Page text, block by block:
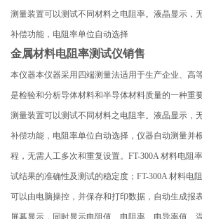
测量装置可以测试不同材料之电阻率。液晶显示，
补偿功能，电阻率单位自动选择
金属材料电阻率测试仪销售
本仪器本仪器采用四端测量法适用于生产企业、高
是检验和分析导体材料和半导体材料质量的一种重
测量装置可以测试不同材料之电阻率。液晶显示，
补偿功能，电阻率单位自动选择，仪器自动测量并
程，无需人工多次和重复设置。FT-300A 材料电阻
试结果的准确性及测试的稳定度；FT-300A 材料电
可以由电脑操控，并保存和打印数据，自动生成报
屏幕显示，同时显示电阻值、电阻率、电导率值、